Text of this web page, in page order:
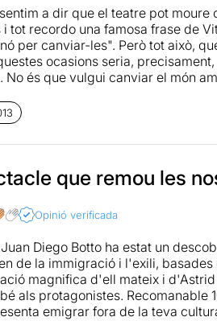
a dir que el teatre pot
i tot recordo una famosa frase de
per canviar-les". Però tot això,
ocasions seria,
No és que vulgui canviar el món
descobriment d'"Un trozo
el talent, que li he vist en
monòlegs amb una
monòleg de l'obra el defensa -
Tot plegat dirigit per un altre
direcció teatral amb diversos i
inútils amb les maletes -part
de l'espai, tot i que no se li
que remou les
Opinió verificada
Diego Botto ha estat un
de la immigració i l'exili,
magnifica d'ell mateix i
als protagonistes. Recomanable
emigrar fora de la teva